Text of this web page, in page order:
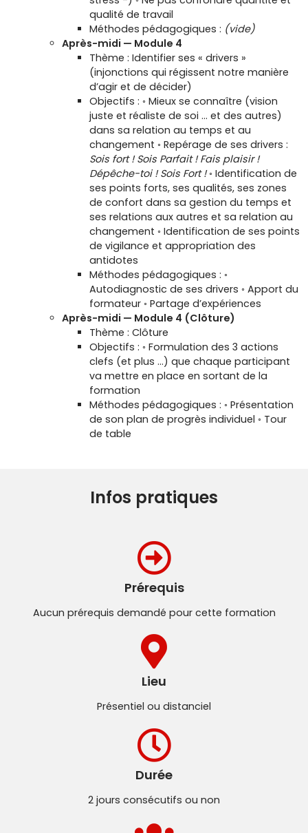
qualité de travail
Méthodes pédagogiques : (vide)
Après-midi — Module 4
Thème : Identifier ses « drivers »
(injonctions qui régissent notre manière
d’agir et de décider)
Objectifs : ◦ Mieux se connaître (vision
juste et réaliste de soi … et des autres)
dans sa relation au temps et au
changement ◦ Repérage de ses drivers :
Sois fort ! Sois Parfait ! Fais plaisir !
Dépêche-toi ! Sois Fort !◦ Identification de
ses points forts, ses qualités, ses zones
de confort dans sa gestion du temps et
ses relations aux autres et sa relation au
changement ◦ Identification de ses points
de vigilance et appropriation des
antidotes
Méthodes pédagogiques : ◦
Autodiagnostic de ses drivers ◦ Apport du
formateur ◦ Partage d’expériences
Après-midi — Module 4 (Clôture)
Thème : Clôture
Objectifs : ◦ Formulation des 3 actions
clefs (et plus …) que chaque participant
va mettre en place en sortant de la
formation
Méthodes pédagogiques : ◦ Présentation
de son plan de progrès individuel ◦ Tour
de table
Infos pratiques
Prérequis
Aucun prérequis demandé pour cette formation
Lieu
Présentiel ou distanciel
Durée
2 jours consécutifs ou non